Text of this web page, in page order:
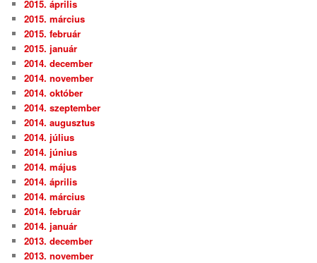
2015. április
2015. március
2015. február
2015. január
2014. december
2014. november
2014. október
2014. szeptember
2014. augusztus
2014. július
2014. június
2014. május
2014. április
2014. március
2014. február
2014. január
2013. december
2013. november